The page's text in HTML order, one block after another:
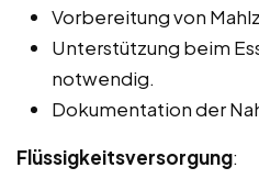
Vorbereitung von
Unterstützung beim
notwendig.
Dokumentation der
Flüssigkeitsversorgung: